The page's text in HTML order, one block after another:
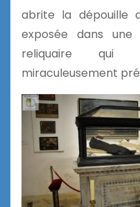
abrite la dépouille
exposée dans
reliquaire qui
miraculeusement